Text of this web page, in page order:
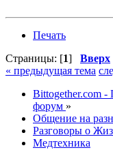
Печать
Страницы: [1] Вверх
« предыдущая тема
Bittogether.com
форум »
Общение на
Разговоры о
Медтехника